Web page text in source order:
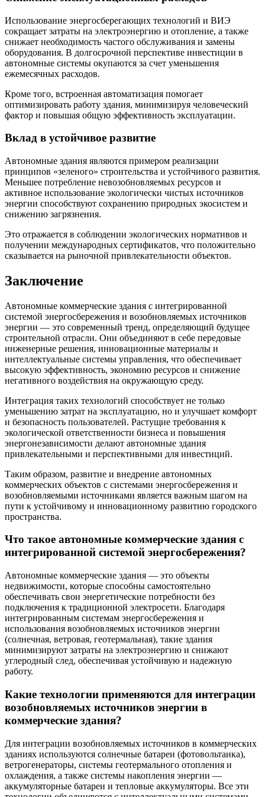
Использование энергосберегающих технологий и ВИЭ
сокращает затраты на электроэнергию и отопление, а также
снижает необходимость частого обслуживания и замены
оборудования. В долгосрочной перспективе инвестиции в
автономные системы окупаются за счет уменьшения
ежемесячных расходов.
Кроме того, встроенная автоматизация помогает
оптимизировать работу здания, минимизируя человеческий
фактор и повышая общую эффективность эксплуатации.
Вклад в устойчивое развитие
Автономные здания являются примером реализации
принципов «зеленого» строительства и устойчивого развития.
Меньшее потребление невозобновляемых ресурсов и
активное использование экологически чистых источников
энергии способствуют сохранению природных экосистем и
снижению загрязнения.
Это отражается в соблюдении экологических нормативов и
получении международных сертификатов, что положительно
сказывается на рыночной привлекательности объектов.
Заключение
Автономные коммерческие здания с интегрированной
системой энергосбережения и возобновляемых источников
энергии — это современный тренд, определяющий будущее
строительной отрасли. Они объединяют в себе передовые
инженерные решения, инновационные материалы и
интеллектуальные системы управления, что обеспечивает
высокую эффективность, экономию ресурсов и снижение
негативного воздействия на окружающую среду.
Интеграция таких технологий способствует не только
уменьшению затрат на эксплуатацию, но и улучшает комфорт
и безопасность пользователей. Растущие требования к
экологической ответственности бизнеса и повышения
энергонезависимости делают автономные здания
привлекательными и перспективными для инвестиций.
Таким образом, развитие и внедрение автономных
коммерческих объектов с системами энергосбережения и
возобновляемыми источниками является важным шагом на
пути к устойчивому и инновационному развитию городского
пространства.
Что такое автономные коммерческие здания с
интегрированной системой энергосбережения?
Автономные коммерческие здания — это объекты
недвижимости, которые способны самостоятельно
обеспечивать свои энергетические потребности без
подключения к традиционной электросети. Благодаря
интегрированным системам энергосбережения и
использования возобновляемых источников энергии
(солнечная, ветровая, геотермальная), такие здания
минимизируют затраты на электроэнергию и снижают
углеродный след, обеспечивая устойчивую и надежную
работу.
Какие технологии применяются для интеграции
возобновляемых источников энергии в
коммерческие здания?
Для интеграции возобновляемых источников в коммерческих
зданиях используются солнечные батареи (фотовольтаика),
ветрогенераторы, системы геотермального отопления и
охлаждения, а также системы накопления энергии —
аккумуляторные батареи и тепловые аккумуляторы. Все эти